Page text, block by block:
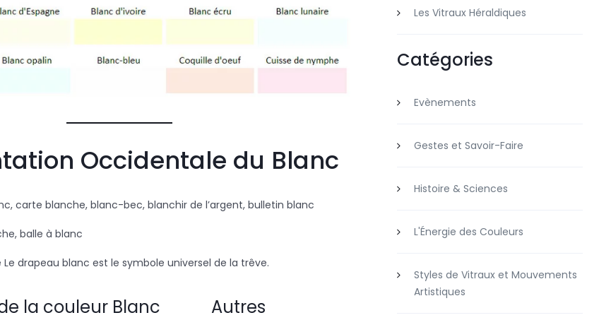
Occidentale du Blanc
carte blanche, blanc-bec, blanchir de l’argent, bulletin blanc
balle à blanc
drapeau blanc est le symbole universel de la trêve.
la couleur Blanc
Autres
Les Vitraux Héraldiques
Catégories
Evènements
Gestes et Savoir-Faire
Histoire & Sciences
L'Énergie des Couleurs
Styles de Vitraux et Mouvements
Artistiques